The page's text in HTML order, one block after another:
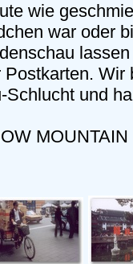
wie
war oder
Wir
und
MOUNTAIN